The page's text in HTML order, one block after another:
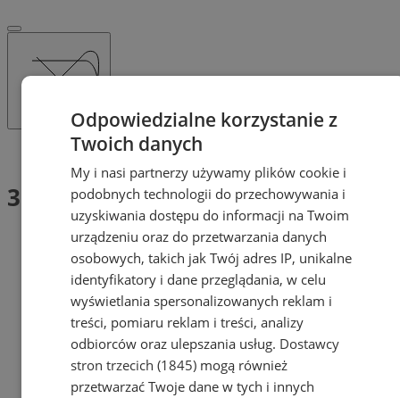
Tag: 3 Maja
3 Maja (2)
Odpowiedzialne korzystanie z
Twoich danych
My i nasi partnerzy używamy plików cookie i
podobnych technologii do przechowywania i
uzyskiwania dostępu do informacji na Twoim
urządzeniu oraz do przetwarzania danych
osobowych, takich jak Twój adres IP, unikalne
identyfikatory i dane przeglądania, w celu
wyświetlania spersonalizowanych reklam i
treści, pomiaru reklam i treści, analizy
odbiorców oraz ulepszania usług. Dostawcy
stron trzecich (1845) mogą również
przetwarzać Twoje dane w tych i innych